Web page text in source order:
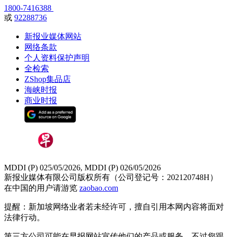
1800-7416388
或 92288736
新报业媒体网站
网络条款
个人资料保护声明
全检索
ZShop集品店
海峡时报
商业时报
MDDI (P) 025/05/2026, MDDI (P) 026/05/2026
新报业媒体有限公司版权所有（公司登记号：202120748H）
在中国的用户请游览 zaobao.com
提醒：新加坡网络业者若未经许可，擅自引用本网内容将面对
法律行动。